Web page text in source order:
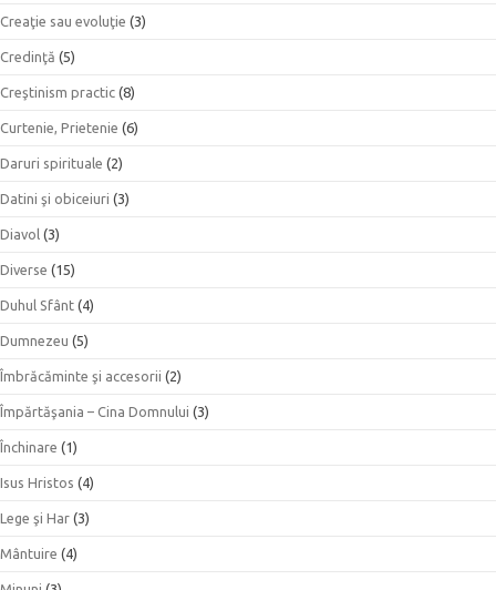
Creaţie sau evoluţie (3)
Credinţă (5)
Creştinism practic (8)
Curtenie, Prietenie (6)
Daruri spirituale (2)
Datini şi obiceiuri (3)
Diavol (3)
Diverse (15)
Duhul Sfânt (4)
Dumnezeu (5)
Îmbrăcăminte şi accesorii (2)
Împărtăşania – Cina Domnului (3)
Închinare (1)
Isus Hristos (4)
Lege şi Har (3)
Mântuire (4)